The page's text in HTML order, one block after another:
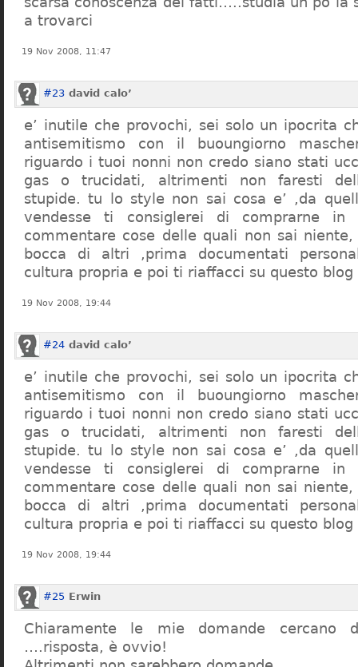
a trovarci
19 Nov 2008, 11:47
#23 david calo’
e’ inutile che provochi, sei solo un ipocrita
antisemitismo con il buoungiorno
riguardo i tuoi nonni non credo siano stati
gas o trucidati, altrimenti non faresti
stupide. tu lo style non sai cosa e’ ,da
vendesse ti consiglerei di comprarne in
commentare cose delle quali non sai
bocca di altri ,prima documentati
cultura propria e poi ti riaffacci su questo blog
19 Nov 2008, 19:44
#24 david calo’
e’ inutile che provochi, sei solo un ipocrita
antisemitismo con il buoungiorno
riguardo i tuoi nonni non credo siano stati
gas o trucidati, altrimenti non faresti
stupide. tu lo style non sai cosa e’ ,da
vendesse ti consiglerei di comprarne in
commentare cose delle quali non sai
bocca di altri ,prima documentati
cultura propria e poi ti riaffacci su questo blog
19 Nov 2008, 19:44
#25 Erwin
Chiaramente le mie domande cercano
….risposta, è ovvio!